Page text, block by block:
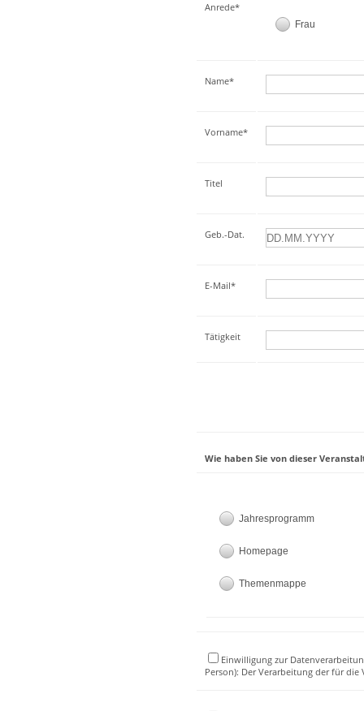
Anrede*
Frau
Name*
Vorname*
Titel
Geb.-Dat.
E-Mail*
Tätigkeit
Wie haben Sie von dieser
Jahresprogramm
Homepage
Themenmappe
Einwilligung zur
Person): Der Verarbeitung der für